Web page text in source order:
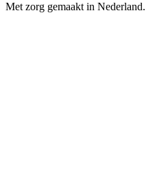
Met zorg gemaakt in Nederland.